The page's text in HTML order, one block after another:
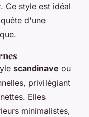
Ce style est idéal
d'une
scandinave ou
privilégiant
Elles
minimalistes,